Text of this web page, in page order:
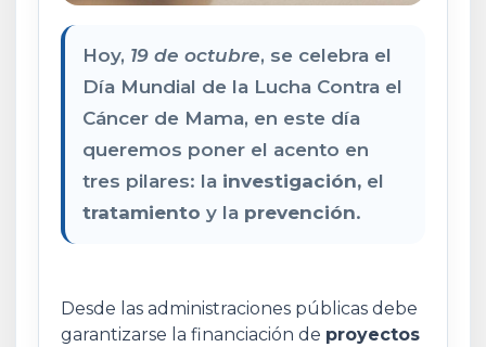
Hoy, 19 de octubre, se celebra el
Día Mundial de la Lucha Contra el
Cáncer de Mama, en este día
queremos poner el acento en
tres pilares: la investigación, el
tratamiento y la prevención.
Desde las administraciones públicas debe
garantizarse la financiación de proyectos